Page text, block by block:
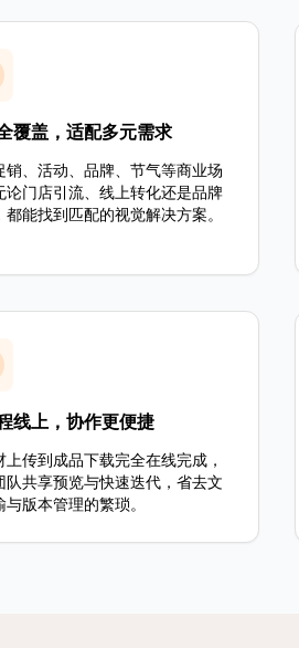
覆盖，适配多元需求
销、活动、品牌、节气等商业场
论门店引流、线上转化还是品牌
都能找到匹配的视觉解决方案。
线上，协作更便捷
上传到成品下载完全在线完成，
队共享预览与快速迭代，省去文
与版本管理的繁琐。